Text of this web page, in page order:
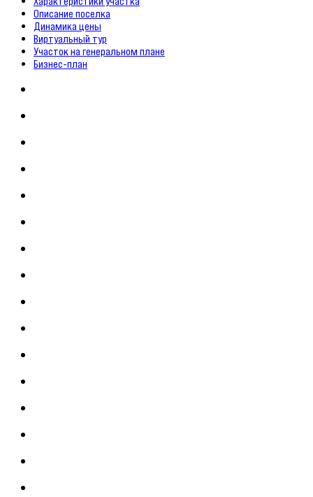
Описание поселка
Динамика цены
Виртуальный тур
Участок на генеральном плане
Бизнес-план